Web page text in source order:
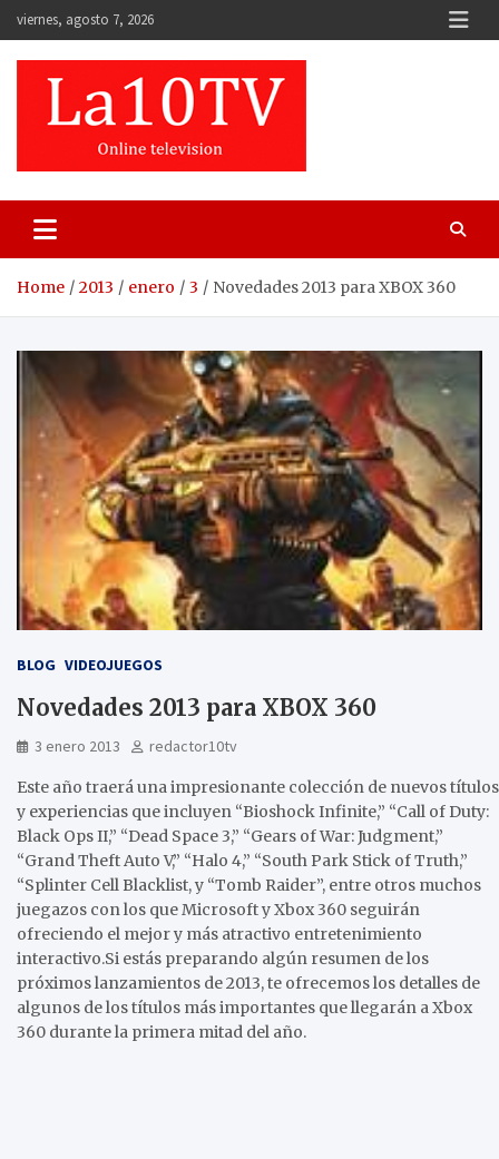
Skip
to
content
viernes, agosto 7, 2026
Home 2013 enero 3 Novedades 2013 para XBOX 360
BLOG VIDEOJUEGOS
Novedades 2013 para XBOX 360
3 enero 2013 redactor10tv
Este año traerá una impresionante colección de nuevos títulos
y experiencias que incluyen “Bioshock Infinite,” “Call of Duty:
Black Ops II,” “Dead Space 3,” “Gears of War: Judgment,”
“Grand Theft Auto V,” “Halo 4,” “South Park Stick of Truth,”
“Splinter Cell Blacklist, y “Tomb Raider”, entre otros muchos
juegazos con los que Microsoft y Xbox 360 seguirán
ofreciendo el mejor y más atractivo entretenimiento
interactivo.Si estás preparando algún resumen de los
próximos lanzamientos de 2013, te ofrecemos los detalles de
algunos de los títulos más importantes que llegarán a Xbox
360 durante la primera mitad del año.